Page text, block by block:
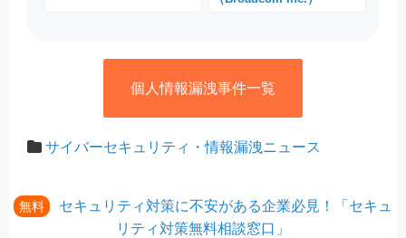
個人情報漏洩事件一覧
サイバーセキュリティ・情報漏洩ニュース
無料
セキュリティ対策に不安がある企業必見！「セキュ
リティ対策無料相談窓口」